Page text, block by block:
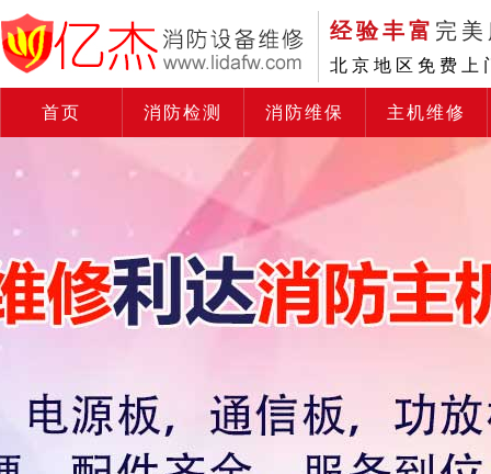
经验丰富 完
北京地区免费上
首页 消防检测 消防维保 主机维修